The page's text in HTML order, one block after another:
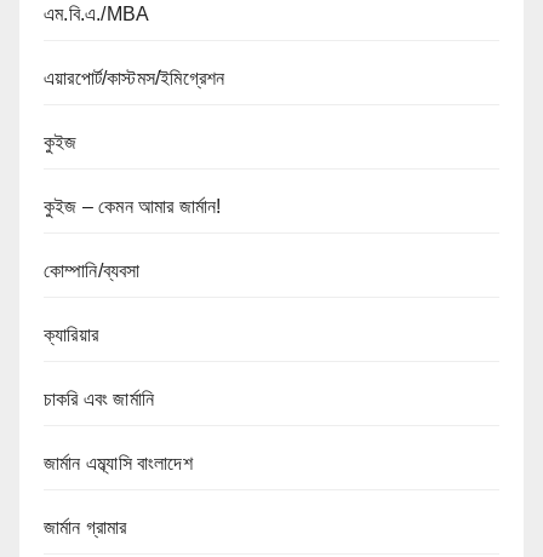
এম.বি.এ./MBA
এয়ারপোর্ট/কাস্টমস/ইমিগ্রেশন
কুইজ
কুইজ – কেমন আমার জার্মান!
কোম্পানি/ব্যবসা
ক্যারিয়ার
চাকরি এবং জার্মানি
জার্মান এম্ব্যাসি বাংলাদেশ
জার্মান গ্রামার